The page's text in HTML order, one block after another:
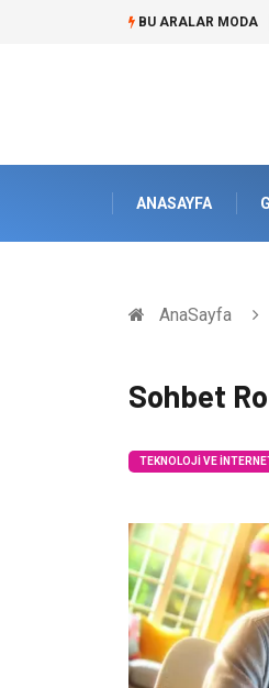
BU ARALAR MODA
ANASAYFA
AnaSayfa
Sohbet
TEKNOLOJI VE